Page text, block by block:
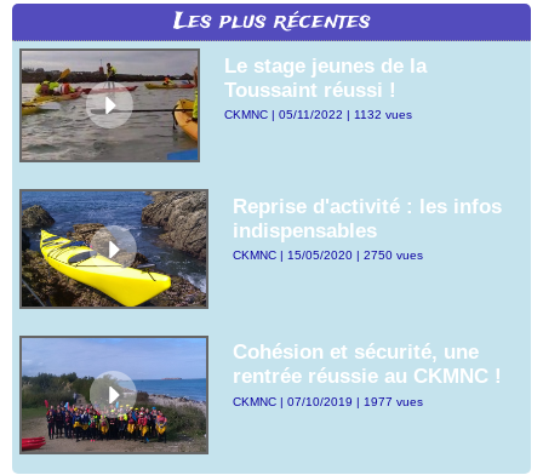
Les plus récentes
Le stage jeunes de la
Toussaint réussi !
CKMNC | 05/11/2022 | 1132 vues
Reprise d'activité : les infos
indispensables
CKMNC | 15/05/2020 | 2750 vues
Cohésion et sécurité, une
rentrée réussie au CKMNC !
CKMNC | 07/10/2019 | 1977 vues